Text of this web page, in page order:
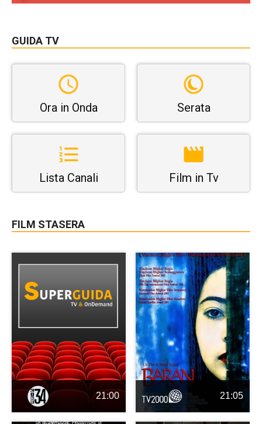
GUIDA TV
Ora in Onda Serata
Lista Canali Film in Tv
FILM STASERA
21:00 21:05